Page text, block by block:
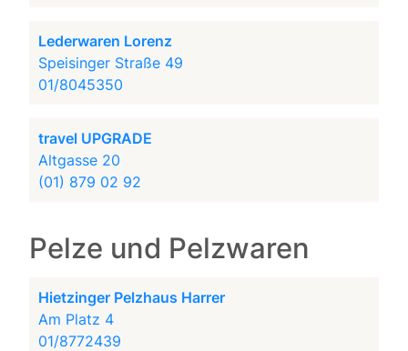
Lederwaren Lorenz
Speisinger Straße 49
01/8045350
travel UPGRADE
Altgasse 20
(01) 879 02 92
Pelze und Pelzwaren
Hietzinger Pelzhaus Harrer
Am Platz 4
01/8772439